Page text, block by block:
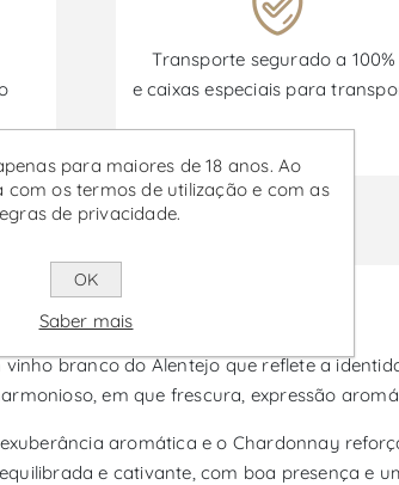
Transporte segurado a 100%
e caixas especiais para
de 30/06/2026 a 30/09/2026
Branco
branco do Alentejo que reflete a
em que frescura, expressão
aromática e o Chardonnay
e cativante, com boa presença e
para maiores de 18 anos. Ao
com os termos de utilização e com as
de privacidade.
OK
Saber mais